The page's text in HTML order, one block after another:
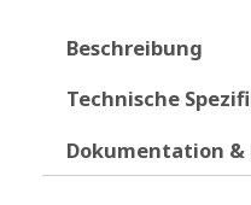
Beschreibung
Technische
Dokumentation &